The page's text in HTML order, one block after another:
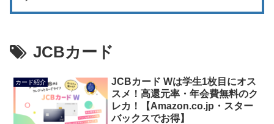
JCBカード
カード紹介
JCBカード Wは学生1枚目にオス
スメ！高還元率・年会費無料のク
レカ！【Amazon.co.jp・スター
バックスでお得】